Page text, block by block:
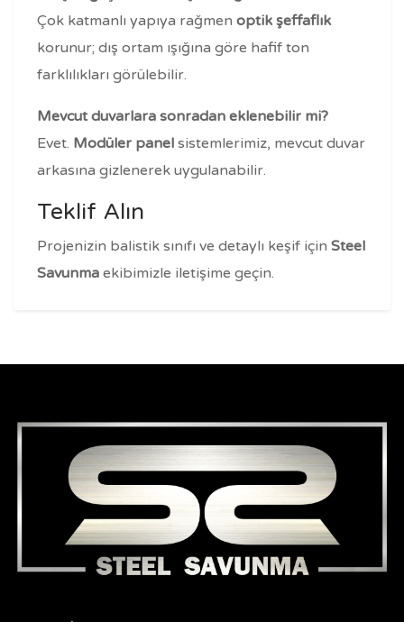
Çok katmanlı yapıya rağmen optik şeffaflık
korunur; dış ortam ışığına göre hafif ton
farklılıkları görülebilir.
Mevcut duvarlara sonradan eklenebilir mi?
Evet. Modüler panel sistemlerimiz, mevcut duvar
arkasına gizlenerek uygulanabilir.
Teklif Alın
Projenizin balistik sınıfı ve detaylı keşif için Steel
Savunma ekibimizle iletişime geçin.